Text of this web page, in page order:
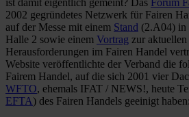
ist damit eigentlich gemeint? Das Forum
2002 gegründetes Netzwerk für Fairen
auf der Messe mit einem Stand (2.A04) in
Halle 2 sowie einem Vortrag zur
Herausforderungen im Fairen Handel
Website veröffentlichte der Verband die
Fairem Handel, auf die sich 2001 vier
WFTO, ehemals IFAT / NEWS!, heute
EFTA) des Fairen Handels geeinigt haben: